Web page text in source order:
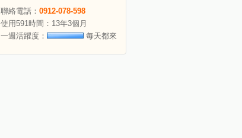
聯絡電話： 0912-078-598
使用591時間：13年3個月
一週活躍度：
每天都來